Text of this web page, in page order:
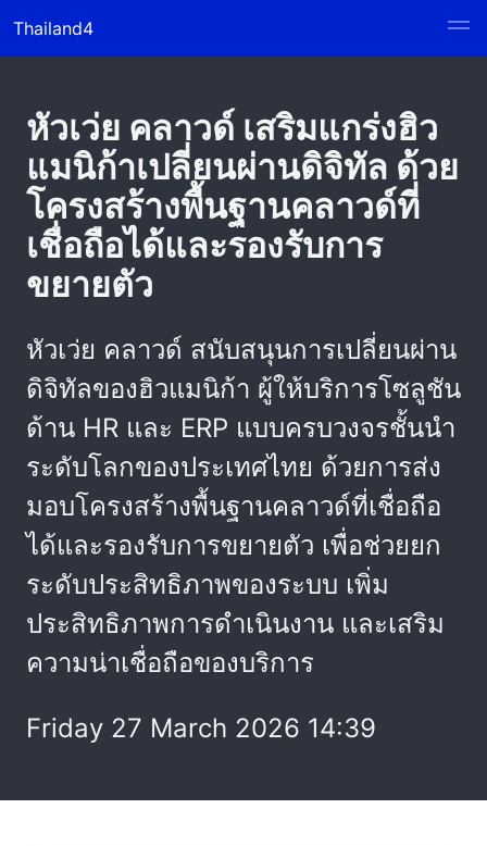
Thailand4
หัวเว่ย คลาวด์ เสริมแกร่งฮิว
แมนิก้าเปลี่ยนผ่านดิจิทัล ด้วย
โครงสร้างพื้นฐานคลาวด์ที่
เชื่อถือได้และรองรับการ
ขยายตัว
หัวเว่ย คลาวด์ สนับสนุนการเปลี่ยนผ่าน
ดิจิทัลของฮิวแมนิก้า ผู้ให้บริการโซลูชัน
ด้าน HR และ ERP แบบครบวงจรชั้นนำ
ระดับโลกของประเทศไทย ด้วยการส่ง
มอบโครงสร้างพื้นฐานคลาวด์ที่เชื่อถือ
ได้และรองรับการขยายตัว เพื่อช่วยยก
ระดับประสิทธิภาพของระบบ เพิ่ม
ประสิทธิภาพการดำเนินงาน และเสริม
ความน่าเชื่อถือของบริการ
Friday 27 March 2026 14:39